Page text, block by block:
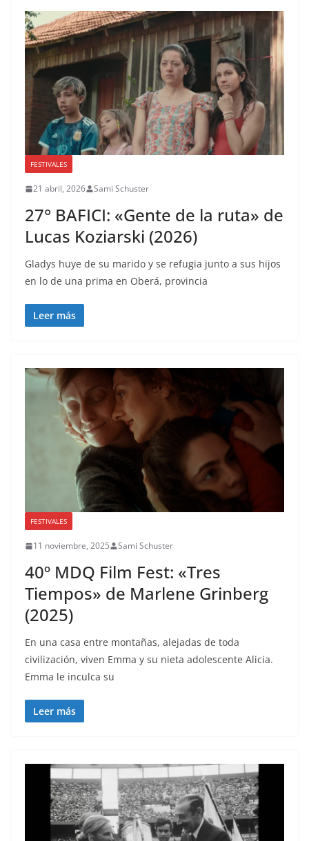
FESTIVALES
21 abril, 2026 Sami Schuster
27° BAFICI: «Gente de la ruta» de
Lucas Koziarski (2026)
Gladys huye de su marido y se refugia junto a sus hijos
en lo de una prima en Oberá, provincia
Leer más
FESTIVALES
11 noviembre, 2025 Sami Schuster
40º MDQ Film Fest: «Tres
Tiempos» de Marlene Grinberg
(2025)
En una casa entre montañas, alejadas de toda
civilización, viven Emma y su nieta adolescente Alicia.
Emma le inculca su
Leer más